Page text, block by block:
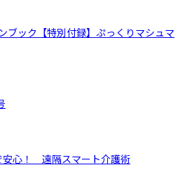
ブック【特別付録】ぷっくりマシュマ
安心！ 遠隔スマート介護術